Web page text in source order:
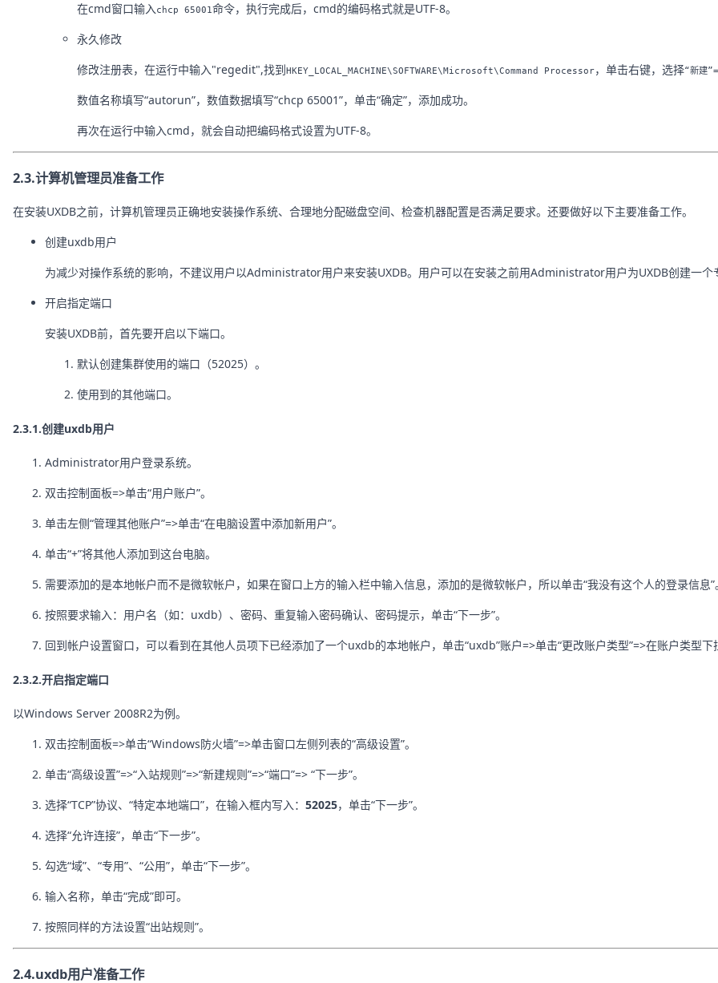
在cmd窗口输入chcp 65001命令，执行完成后，cmd的编码格式就是UTF-8。
永久修改
修改注册表，在运行中输入"regedit",找到HKEY_LOCAL_MACHINE\SOFTWARE\Microsoft\Command Processor，单击右键，选择“新建
数值名称填写“autorun”，数值数据填写“chcp 65001”，单击“确定”，添加成功。
再次在运行中输入cmd，就会自动把编码格式设置为UTF-8。
2.3.计算机管理员准备工作
在安装UXDB之前，计算机管理员正确地安装操作系统、合理地分配磁盘空间、检查机器配置是否满足要求。还要做好以下主要准备工作。
创建uxdb用户
为减少对操作系统的影响，不建议用户以Administrator用户来安装UXDB。用户可以在安装之前用Administrator用户为UXDB创建一个
开启指定端口
安装UXDB前，首先要开启以下端口。
默认创建集群使用的端口（52025）。
使用到的其他端口。
2.3.1.创建uxdb用户
Administrator用户登录系统。
双击控制面板=>单击“用户账户”。
单击左侧“管理其他账户”=>单击“在电脑设置中添加新用户”。
单击“+”将其他人添加到这台电脑。
需要添加的是本地帐户而不是微软帐户，如果在窗口上方的输入栏中输入信息，添加的是微软帐户，所以单击“我没有这个人的登录信息”。
按照要求输入：用户名（如：uxdb）、密码、重复输入密码确认、密码提示，单击“下一步”。
回到帐户设置窗口，可以看到在其他人员项下已经添加了一个uxdb的本地帐户，单击“uxdb”账户=>单击“更改账户类型”=>在账户类型下
2.3.2.开启指定端口
以Windows Server 2008R2为例。
双击控制面板=>单击“Windows防火墙”=>单击窗口左侧列表的“高级设置”。
单击“高级设置”=>“入站规则”=>“新建规则”=>“端口”=> “下一步”。
选择“TCP”协议、“特定本地端口”，在输入框内写入： 52025，单击“下一步”。
选择“允许连接”，单击“下一步”。
勾选“域”、“专用”、“公用”，单击“下一步”。
输入名称，单击“完成”即可。
按照同样的方法设置“出站规则”。
2.4.uxdb用户准备工作